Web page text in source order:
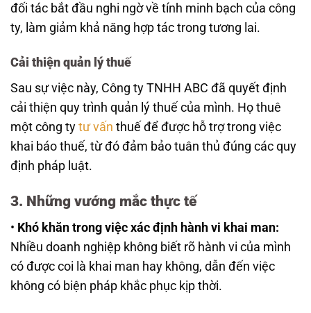
đối tác bắt đầu nghi ngờ về tính minh bạch của công
ty, làm giảm khả năng hợp tác trong tương lai.
Cải thiện quản lý thuế
Sau sự việc này, Công ty TNHH ABC đã quyết định
cải thiện quy trình quản lý thuế của mình. Họ thuê
một công ty tư vấn thuế để được hỗ trợ trong việc
khai báo thuế, từ đó đảm bảo tuân thủ đúng các quy
định pháp luật.
3. Những vướng mắc thực tế
• Khó khăn trong việc xác định hành vi khai man:
Nhiều doanh nghiệp không biết rõ hành vi của mình
có được coi là khai man hay không, dẫn đến việc
không có biện pháp khắc phục kịp thời.